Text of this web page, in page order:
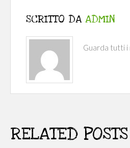
SCRITTO DA ADMIN
Guarda tutti i
RELATED POSTS